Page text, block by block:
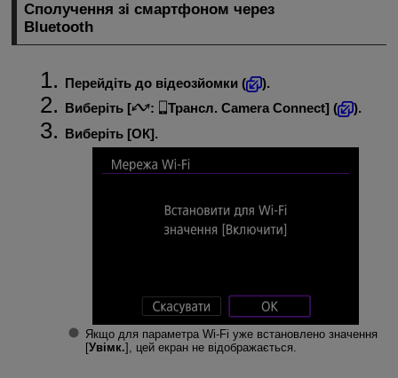
Сполучення зі смартфоном через
Bluetooth
Перейдіть до відеозйомки (
).
Виберіть [
: Трансл. Camera Connect] (
).
Виберіть [ОК].
Якщо для параметра Wi-Fi уже встановлено значення
[Увімк.], цей екран не відображається.